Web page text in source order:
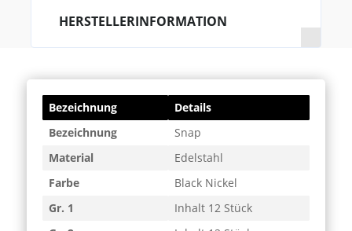
Bezeichnung
Details
Bezeichnung
Snap
Material
Edelstahl
Farbe
Black Nickel
Gr. 1
Inhalt 12 Stück
HERSTELLERINFORMATION